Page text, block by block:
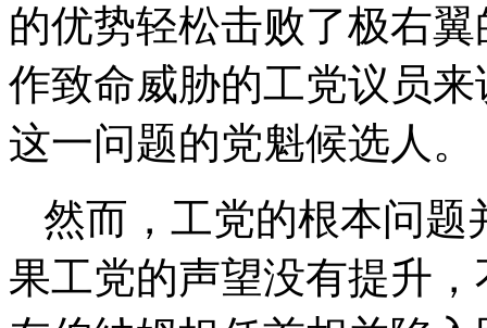
的优势轻松击败了极右
作致命威胁的工党议员
这一问题的党魁候选人。
然而，工党的根本问题
果工党的声望没有提升